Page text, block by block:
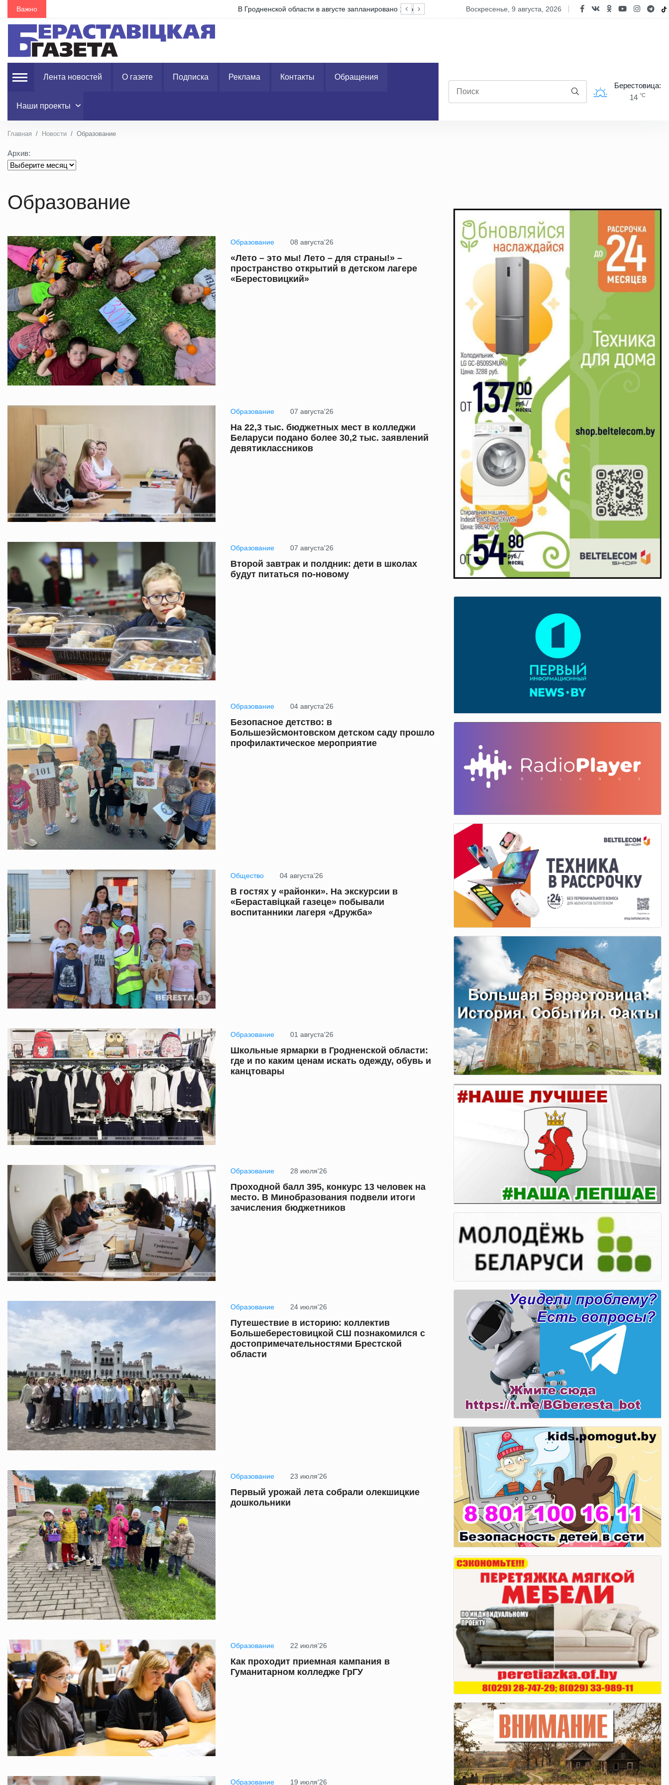
Важно В Гродненской области в августе запланировано 14 электронных ярмарок вакансий ГАИ усилила контроль на дорогах страны в выходные
воскресенье, 9 августа, 2026
Лента новостей О газете Подписка Реклама Контакты Обращения
Наши проекты
Берестовица:
14 °C
Главная Новости Образование
Архив:
Образование
Образование 08 августа'26
«Лето – это мы! Лето – для страны!» –
пространство открытий в детском лагере
«Берестовицкий»
Образование 07 августа'26
На 22,3 тыс. бюджетных мест в колледжи
Беларуси подано более 30,2 тыс. заявлений
девятиклассников
Образование 07 августа'26
Второй завтрак и полдник: дети в школах
будут питаться по-новому
Образование 04 августа'26
Безопасное детство: в
Большеэйсмонтовском детском саду прошло
профилактическое мероприятие
Общество 04 августа'26
В гостях у «районки». На экскурсии в
«Бераставіцкай газеце» побывали
воспитанники лагеря «Дружба»
Образование 01 августа'26
Школьные ярмарки в Гродненской области:
где и по каким ценам искать одежду, обувь и
канцтовары
Образование 28 июля'26
Проходной балл 395, конкурс 13 человек на
место. В Минобразования подвели итоги
зачисления бюджетников
Образование 24 июля'26
Путешествие в историю: коллектив
Большеберестовицкой СШ познакомился с
достопримечательностями Брестской
области
Образование 23 июля'26
Первый урожай лета собрали олекшицкие
дошкольники
Образование 22 июля'26
Как проходит приемная кампания в
Гуманитарном колледже ГрГУ
Образование 19 июля'26